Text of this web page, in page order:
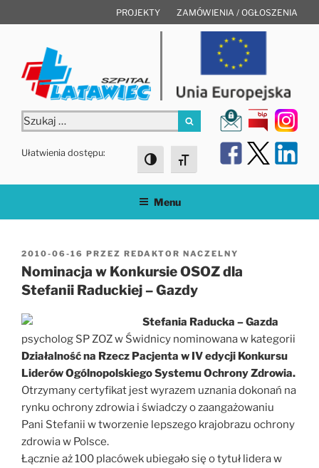
do
PROJEKTY ZAMÓWIENIA / OGŁOSZENIA
Szukaj:
Szukaj
Ułatwienia dostępu:
Toggle High Contrast
Toggle Font size
Menu
OPUBLIKOWANE
W
2010-06-16 PRZEZ REDAKTOR NACZELNY
Nominacja w Konkursie OSOZ dla
Stefanii Raduckiej – Gazdy
Stefania Raducka – Gazda
psycholog SP ZOZ w Świdnicy nominowana w kategorii
Działalność na Rzecz Pacjenta w IV edycji Konkursu
Liderów Ogólnopolskiego Systemu Ochrony Zdrowia.
Otrzymany certyfikat jest wyrazem uznania dokonań na
rynku ochrony zdrowia i świadczy o zaangażowaniu
Pani Stefanii w tworzenie lepszego krajobrazu ochrony
zdrowia w Polsce.
Łącznie aż 100 placówek ubiegało się o tytuł lidera w